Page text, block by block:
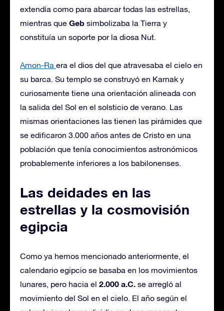
extendía como para abarcar todas las estrellas,
mientras que Geb simbolizaba la Tierra y
constituía un soporte por la diosa Nut.
Amon-Ra era el dios del que atravesaba el cielo en
su barca. Su templo se construyó en Karnak y
curiosamente tiene una orientación alineada con
la salida del Sol en el solsticio de verano. Las
mismas orientaciones las tienen las pirámides que
se edificaron 3.000 años antes de Cristo en una
población que tenía conocimientos astronómicos
probablemente inferiores a los babilonenses.
Las deidades en las
estrellas y la cosmovisión
egipcia
Como ya hemos mencionado anteriormente, el
calendario egipcio se basaba en los movimientos
lunares, pero hacia el 2.000 a.C. se arregló al
movimiento del Sol en el cielo. El año según el